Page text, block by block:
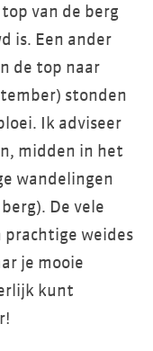
van de berg
is. Een ander
de top naar
stonden
Ik adviseer
midden in het
wandelingen
De vele
prachtige weides
je mooie
kunt